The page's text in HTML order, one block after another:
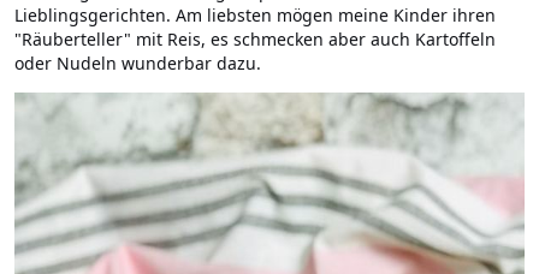
Lieblingsgerichten. Am liebsten mögen meine Kinder ihren
"Räuberteller" mit Reis, es schmecken aber auch Kartoffeln
oder Nudeln wunderbar dazu.